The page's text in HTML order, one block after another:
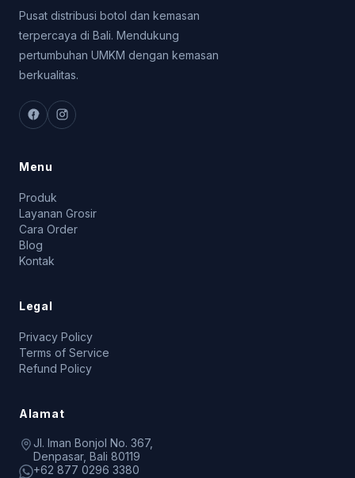
Pusat distribusi botol dan kemasan
terpercaya di Bali. Mendukung
pertumbuhan UMKM dengan kemasan
berkualitas.
Menu
Produk
Layanan Grosir
Cara Order
Blog
Kontak
Legal
Privacy Policy
Terms of Service
Refund Policy
Alamat
Jl. Iman Bonjol No. 367,
Denpasar, Bali 80119
+62 877 0296 3380